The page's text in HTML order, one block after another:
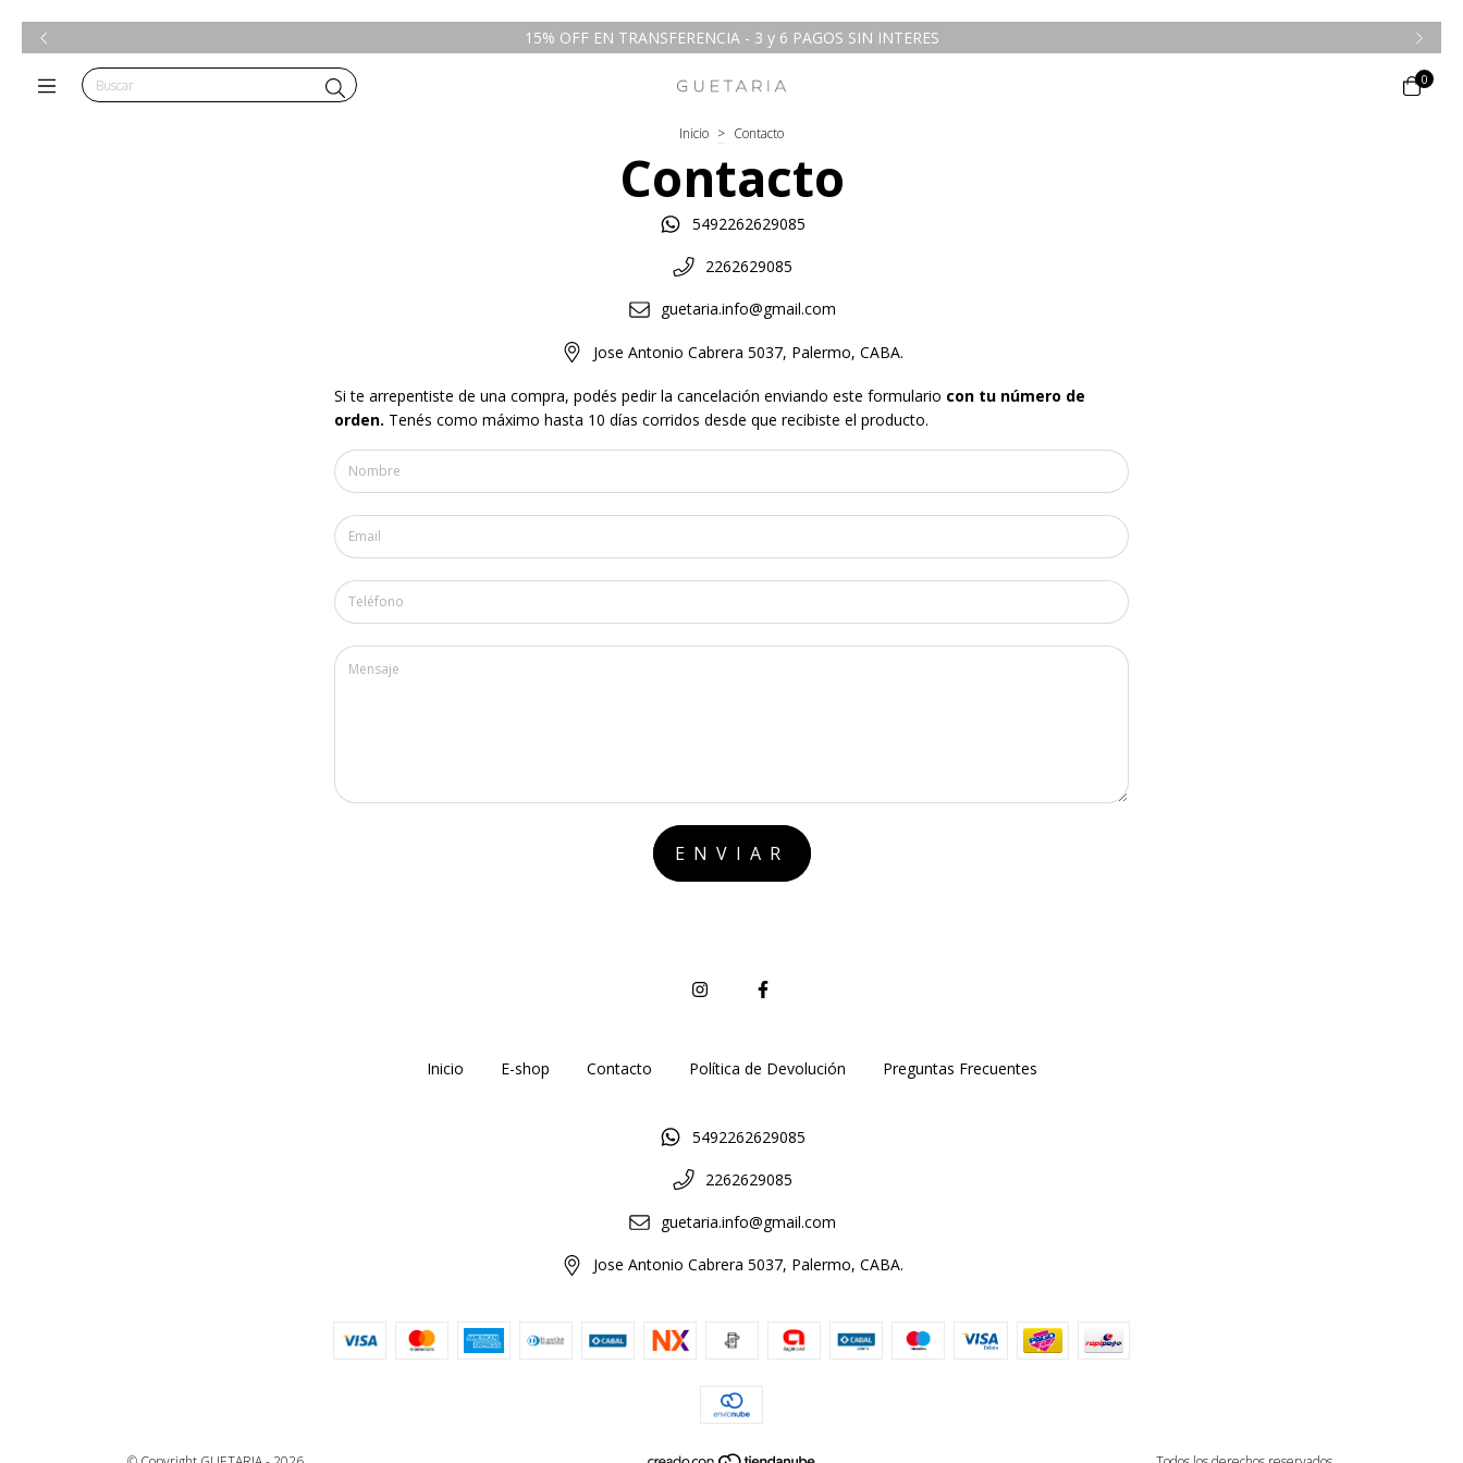
15% OFF EN TRANSFERENCIA - 3 y 6 PAGOS SIN INTERES
0
Inicio > Contacto
Contacto
5492262629085
2262629085
guetaria.info@gmail.com
Jose Antonio Cabrera 5037, Palermo, CABA.
Si te arrepentiste de una compra, podés pedir la cancelación enviando este formulario con tu número de
orden. Tenés como máximo hasta 10 días corridos desde que recibiste el producto.
Inicio E-shop Contacto Política de Devolución Preguntas Frecuentes
5492262629085
2262629085
guetaria.info@gmail.com
Jose Antonio Cabrera 5037, Palermo, CABA.